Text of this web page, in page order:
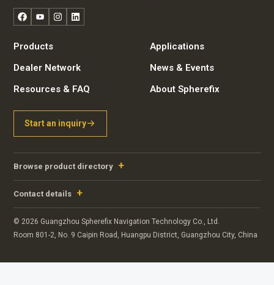
FacebookYouTubeInstagram
LinkedIn
Products
Applications
Dealer Network
News & Events
Resources & FAQ
About Spherefix
Start an inquiry
Browse product directory
Contact details
© 2026 Guangzhou Spherefix Navigation Technology Co., Ltd.
Room 801-2, No. 9 Caipin Road, Huangpu District, Guangzhou City, China